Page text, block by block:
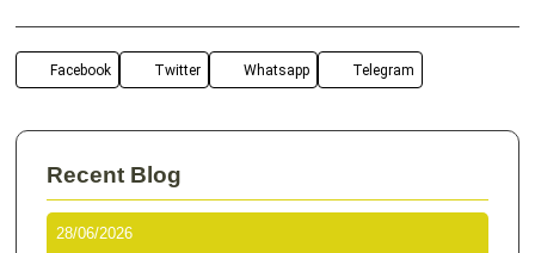
Facebook Twitter Whatsapp Telegram
Recent Blog
28/06/2026